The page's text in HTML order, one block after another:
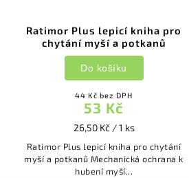
Ratimor Plus lepicí kniha pro
chytání myší a potkanů
44 Kč bez DPH
53 Kč
26,50 Kč / 1 ks
Do košíku
Ratimor Plus lepicí kniha pro chytání
myší a potkanů Mechanická ochrana k
hubení myší...